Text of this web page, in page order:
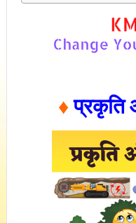
♦प्रकृति